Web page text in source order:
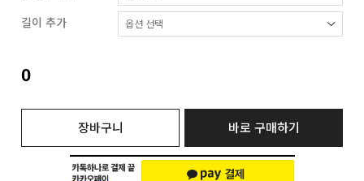
길이 추가
0
장바구니 바로 구매하기